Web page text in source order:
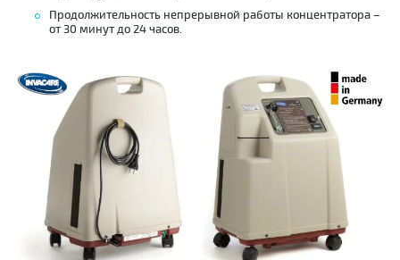
Продолжительность непрерывной работы концентратора –
от 30 минут до 24 часов.